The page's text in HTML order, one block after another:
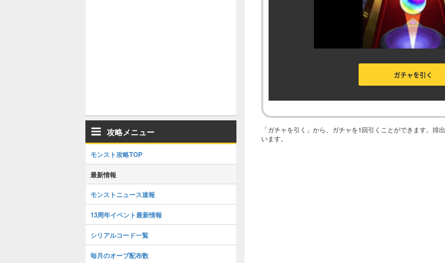
ガチャを引く
「ガチャを引く」から、ガチャを1回引くことができます。排
います。
攻略メニュー
モンスト攻略TOP
最新情報
モンストニュース速報
13周年イベント最新情報
シリアルコード一覧
毎月のオーブ配布数